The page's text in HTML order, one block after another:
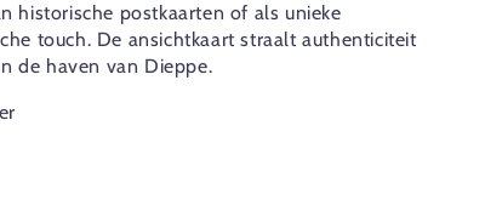
historische postkaarten of als unieke
touch. De ansichtkaart straalt authenticiteit
de haven van Dieppe.